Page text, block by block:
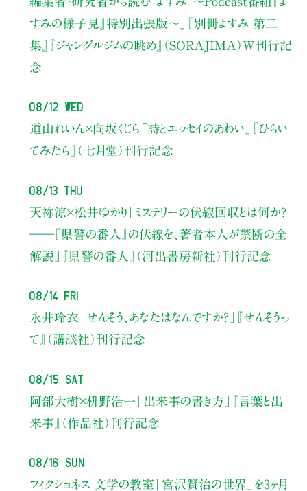
すみの様子見』特別出張版〜」
『別冊よすみ 第二
集』『ジャングルジムの眺め』（SORAJIMA）W刊行記
念
08/12 Wed
道山れいん×向坂くじら 「詩とエッセイのあわい」
『ひらい
てみたら』（七月堂）刊行記念
08/13 Thu
天祢涼×松井ゆかり 「ミステリーの伏線回収とは何か？
――『県警の番人』の伏線を、著者本人が禁断の全
解説」
『県警の番人』（河出書房新社）刊行記念
08/14 Fri
永井玲衣 「せんそう、あなたはなんですか？」
『せんそうっ
て』（講談社）刊行記念
08/15 Sat
阿部大樹×枡野浩一 「出来事の書き方」
『言葉と出
来事』（作品社）刊行記念
08/16 Sun
フィクショネス 文学の教室 「宮沢賢治の世界」を3ヶ月